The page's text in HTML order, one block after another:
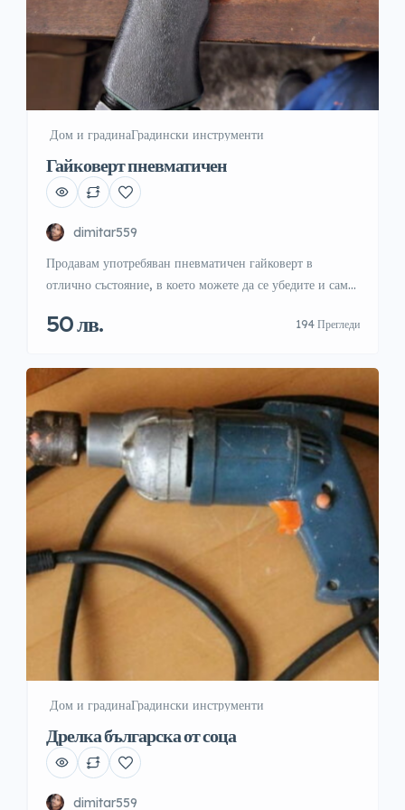
️ Дом и градинаГрадински инструменти
Гайковерт пневматичен
dimitar559
Продавам употребяван пневматичен гайковерт в
отлично състояние, в което можете да се убедите и сами
Има леки ожулвания по корпуса, които по никакъв
преди всяко ползване е смазван. А ето и параметрите му:
Обороти на празен ход: 7000 […]
50 лв. 194 Прегледи
️ Дом и градинаГрадински инструменти
Дрелка българска от соца
dimitar559